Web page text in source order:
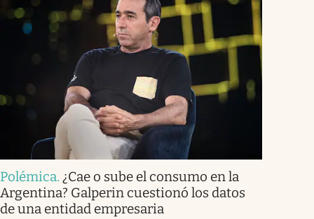
Polémica. ¿Cae o sube el consumo en la
Argentina? Galperin cuestionó los datos
de una entidad empresaria